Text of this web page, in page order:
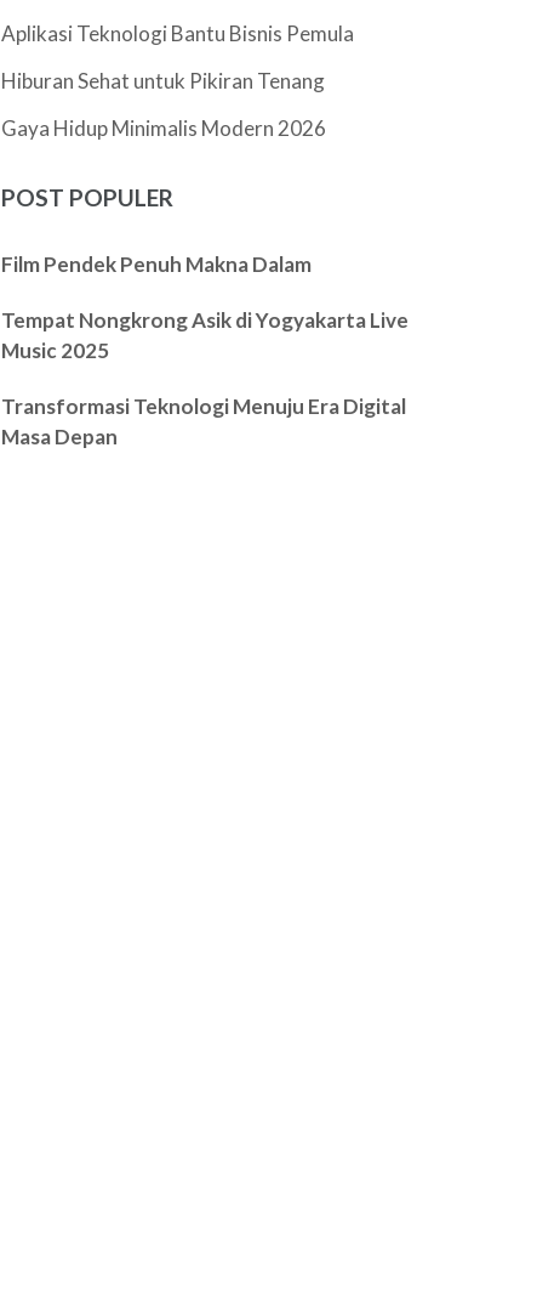
Aplikasi Teknologi Bantu Bisnis Pemula
Hiburan Sehat untuk Pikiran Tenang
Gaya Hidup Minimalis Modern 2026
POST POPULER
Film Pendek Penuh Makna Dalam
Tempat Nongkrong Asik di Yogyakarta Live
Music 2025
Transformasi Teknologi Menuju Era Digital
Masa Depan